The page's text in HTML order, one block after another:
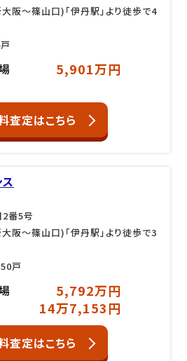
阪～篠山口)「伊丹駅」より徒歩で4
5,901万円
査定はこちら
番5号
阪～篠山口)「伊丹駅」より徒歩で3
戸
5,792万円
14万7,153円
査定はこちら